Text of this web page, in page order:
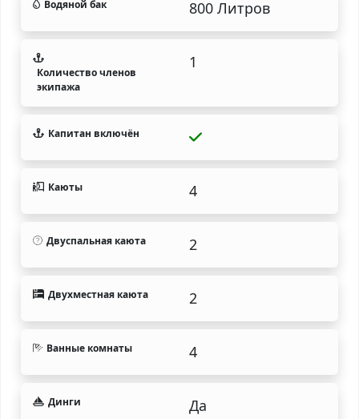
Водяной бак 800 Литров
Количество членов
экипажа
1
Капитан включён
Каюты 4
Двуспальная каюта 2
Двухместная каюта 2
Ванные комнаты 4
Динги Да